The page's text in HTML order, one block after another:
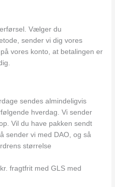
Vælger du
sender vi dig vores
vores konto, at betalingen er
sendes almindeligvis
hverdag. Vi sender
Vil du have pakken sendt
sender vi med DAO, og så
størrelse
fragtfrit med GLS med